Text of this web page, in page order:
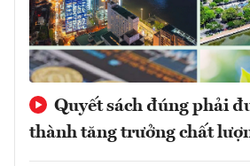
Quyết sách đúng phải
thành tăng trưởng chất